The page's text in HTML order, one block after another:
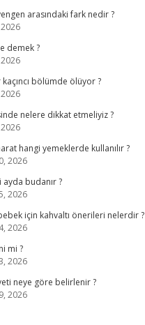
arasındaki fark nedir ?
demek ?
bölümde ölüyor ?
nelere dikkat etmeliyiz ?
hangi yemeklerde kullanılır ?
2026
ayda budanır ?
2026
için kahvaltı önerileri nelerdir ?
2026
mi ?
2026
neye göre belirlenir ?
2026